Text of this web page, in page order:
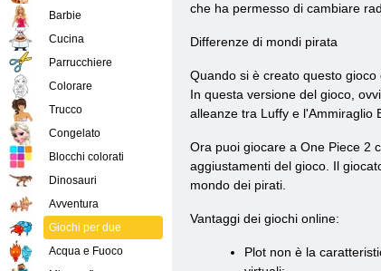
che ha permesso di cambiare
Differenze di mondi pirata
Quando si è creato questo
In questa versione del gioco,
alleanze tra Luffy e l'Ammiraglio
Ora puoi giocare a One Piece 2
aggiustamenti del gioco. Il
mondo dei pirati.
Vantaggi dei giochi online:
Plot non è la
Barbie
Cucina
Parrucchiere
Colorare
Trucco
Congelato
Blocchi colorati
Dinosauri
Avventura
Giochi per due
Acqua e Fuoco